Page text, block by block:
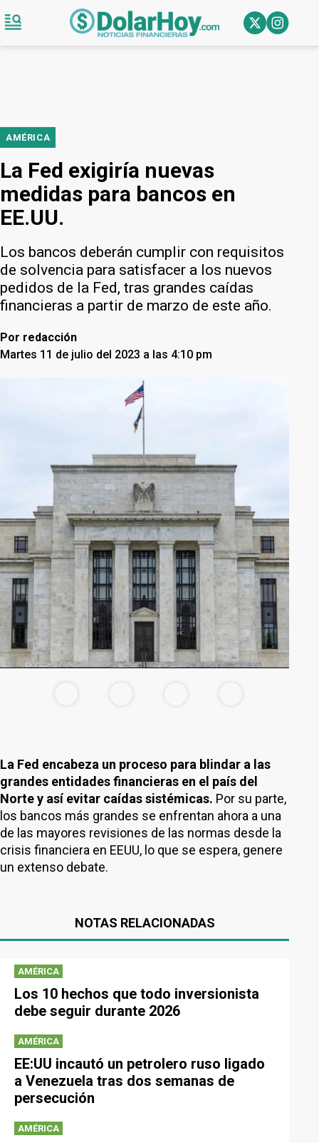
AMÉRICA
La Fed exigiría nuevas
medidas para bancos en
EE.UU.
Los bancos deberán cumplir con requisitos
de solvencia para satisfacer a los nuevos
pedidos de la Fed, tras grandes caídas
financieras a partir de marzo de este año.
Por redacción
Martes 11 de julio del 2023 a las 4:10 pm
La Fed encabeza un proceso para blindar a las
grandes entidades financieras en el país del
Norte y así evitar caídas sistémicas. Por su parte,
los bancos más grandes se enfrentan ahora a una
de las mayores revisiones de las normas desde la
crisis financiera en EEUU, lo que se espera, genere
un extenso debate.
NOTAS RELACIONADAS
AMÉRICA
Los 10 hechos que todo inversionista
debe seguir durante 2026
AMÉRICA
EE:UU incautó un petrolero ruso ligado
a Venezuela tras dos semanas de
persecución
AMÉRICA